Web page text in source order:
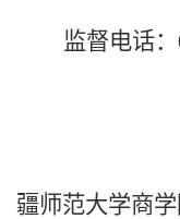
监督电话：
疆师范大学商